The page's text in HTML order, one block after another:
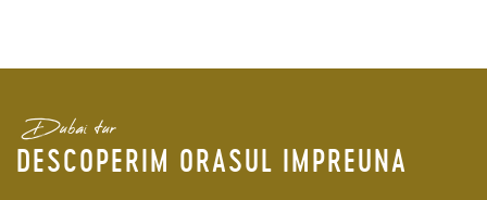
Dubai tur
DESCOPERIM ORASUL IMPREUNA